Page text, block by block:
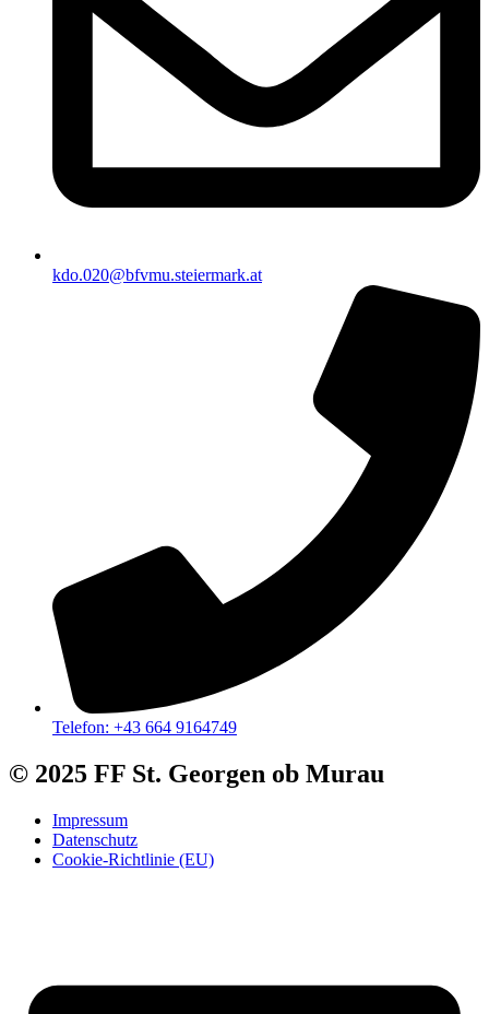
kdo.020@bfvmu.steiermark.at
Telefon: +43 664 9164749
© 2025 FF St. Georgen ob Murau
Impressum
Datenschutz
Cookie-Richtlinie (EU)